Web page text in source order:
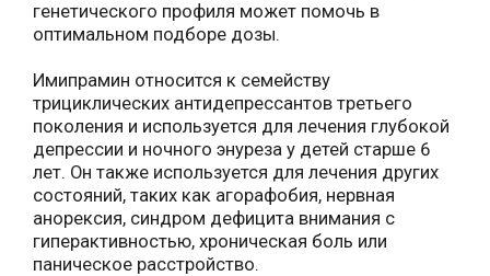
генетического профиля может помочь в
оптимальном подборе дозы.
Имипрамин относится к семейству
трициклических антидепрессантов третьего
поколения и используется для лечения глубокой
депрессии и ночного энуреза у детей старше 6
лет. Он также используется для лечения других
состояний, таких как агорафобия, нервная
анорексия, синдром дефицита внимания с
гиперактивностью, хроническая боль или
паническое расстройство.